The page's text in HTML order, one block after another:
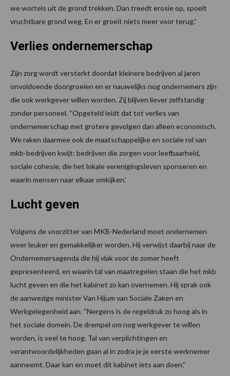
we wortels uit de grond trekken. Dan treedt erosie op, spoelt
vruchtbare grond weg. En er groeit niets meer voor terug.”
Verlies ondernemerschap
Zijn zorg wordt versterkt doordat kleinere bedrijven al jaren
onvoldoende doorgroeien en er nauwelijks nog ondernemers zijn
die ook werkgever willen worden. Zij blijven liever zelfstandig
zonder personeel. “Opgeteld leidt dat tot verlies van
ondernemerschap met grotere gevolgen dan alleen economisch.
We raken daarmee ook de maatschappelijke en sociale rol van
mkb-bedrijven kwijt: bedrijven die zorgen voor leefbaarheid,
sociale cohesie, die het lokale verenigingsleven sponseren en
waarin mensen naar elkaar omkijken.’
Lucht geven
Volgens de voorzitter van MKB-Nederland moet ondernemen
weer leuker en gemakkelijker worden. Hij verwijst daarbij naar de
Ondernemersagenda die hij vlak voor de zomer heeft
gepresenteerd, en waarin tal van maatregelen staan die het mkb
lucht geven en die het kabinet zo kan overnemen. Hij sprak ook
de aanwezige minister Van Hijum van Sociale Zaken en
Werkgelegenheid aan. “Nergens is de regeldruk zo hoog als in
het sociale domein. De drempel om nog werkgever te willen
worden, is veel te hoog. Tal van verplichtingen en
verantwoordelijkheden gaan al in zodra je je eerste werknemer
aanneemt. Daar kan en moet dit kabinet iets aan doen.”